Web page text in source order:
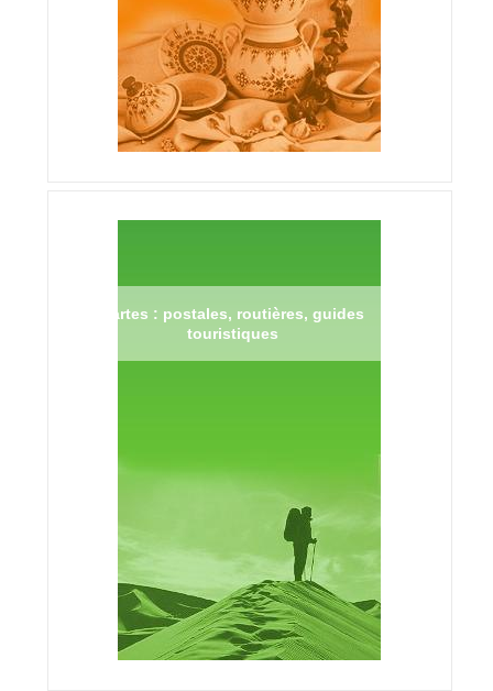
Cartes : postales, routières, guides
touristiques